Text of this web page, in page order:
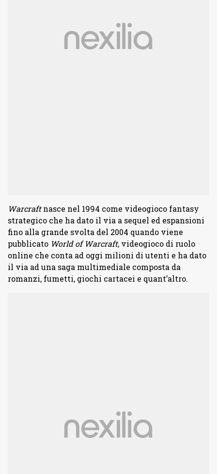
Warcraftnasce nel 1994 come videogioco fantasy
strategico che ha dato il via a sequel ed espansioni
fino alla grande svolta del 2004 quando viene
pubblicato World of Warcraft, videogioco di ruolo
online che conta ad oggi milioni di utenti e ha dato
il via ad una saga multimediale composta da
romanzi, fumetti, giochi cartacei e quant’altro.